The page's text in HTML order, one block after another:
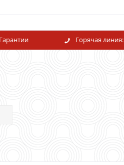
Горячая линия: